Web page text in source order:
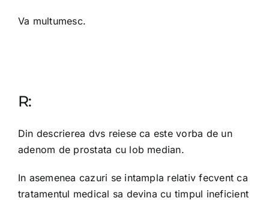
Va multumesc.
R:
Din descrierea dvs reiese ca este vorba de un
adenom de prostata cu lob median.
In asemenea cazuri se intampla relativ fecvent ca
tratamentul medical sa devina cu timpul ineficient